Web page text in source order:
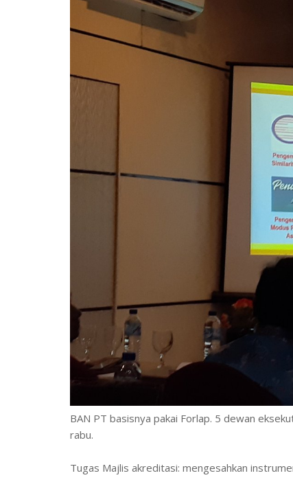
BAN PT basisnya pakai Forlap. 5 dewan
rabu.
Tugas Majlis akreditasi: mengesahkan